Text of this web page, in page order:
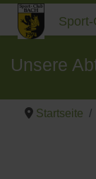
Sport-
Unsere
Startseite